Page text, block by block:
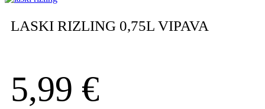
LASKI RIZLING 0,75L VIPAVA
5,99 €